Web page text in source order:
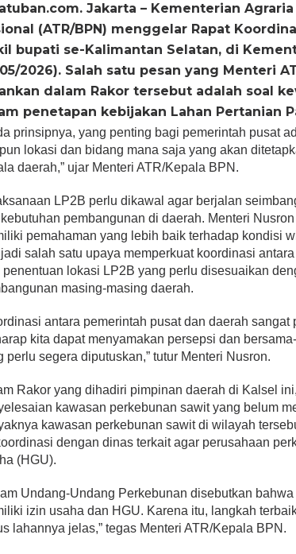
Jakarta – Kementerian
(ATR/BPN) menggelar Rapat
bupati se-Kalimantan Selatan, di
2026). Salah satu pesan yang Menteri
dalam Rakor tersebut adalah soal
penetapan kebijakan Lahan Pertanian
prinsipnya, yang penting bagi pemerintah pusat
lokasi dan bidang mana saja yang akan
daerah,” ujar Menteri ATR/Kepala BPN.
LP2B perlu dikawal agar berjalan
pembangunan di daerah. Menteri
pemahaman yang lebih baik terhadap kondisi
salah satu upaya memperkuat koordinasi
penentuan lokasi LP2B yang perlu disesuaikan
masing-masing daerah.
antara pemerintah pusat dan daerah
kita dapat menyamakan persepsi dan
perlu segera diputuskan,” tutur Menteri Nusron.
Rakor yang dihadiri pimpinan daerah di Kalsel
kawasan perkebunan sawit yang belum
kawasan perkebunan sawit di wilayah
dengan dinas terkait agar perusahaan
(HGU).
Undang-Undang Perkebunan disebutkan
izin usaha dan HGU. Karena itu, langkah
lahannya jelas,” tegas Menteri ATR/Kepala BPN.